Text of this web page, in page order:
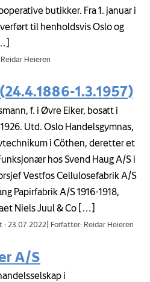
butikker. Fra 1. januar i
til henholdsvis Oslo og
Heieren
1.3.1957)
f. i Øvre Eiker, bosatt i
Utd. Oslo Handelsgymnas,
i Cöthen, deretter et
hos Svend Haug A/S i
Vestfos Cellulosefabrik A/S
Papirfabrik A/S 1916-1918,
Niels Juul & Co […]
: 23.07.2022 Forfatter: Reidar Heieren
A/S
i